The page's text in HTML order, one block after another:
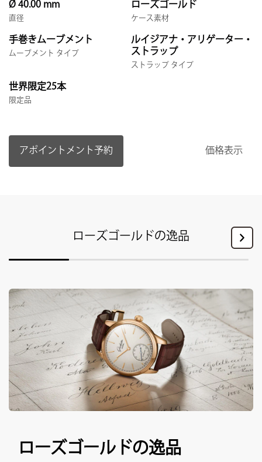
Ø 40.00 mm
直径
ローズゴールド
ケース素材
手巻きムーブメント
ムーブメント タイプ
ルイジアナ・アリゲーター・
ストラップ
ストラップ タイプ
世界限定25本
限定品
アポイントメント予約 価格表示
ローズゴールドの逸品
ローズゴールドの逸品